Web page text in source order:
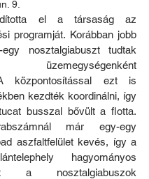
9.
el a társaság az
programját. Korábban jobb
nosztalgiabuszt tudtak
üzemegységenként
központosítással ezt is
kezdték koordinálni, így
busszal bővült a flotta.
már egy-egy
aszfaltfelület kevés, így a
hagyományos
a nosztalgiabuszok